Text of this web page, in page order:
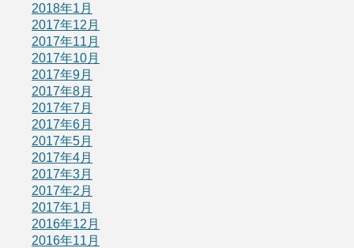
2018年1月
2017年12月
2017年11月
2017年10月
2017年9月
2017年8月
2017年7月
2017年6月
2017年5月
2017年4月
2017年3月
2017年2月
2017年1月
2016年12月
2016年11月